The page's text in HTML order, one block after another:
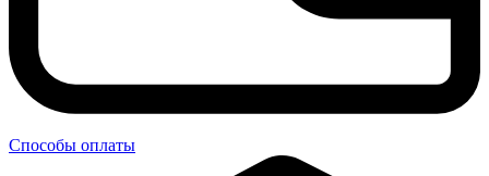
Способы оплаты